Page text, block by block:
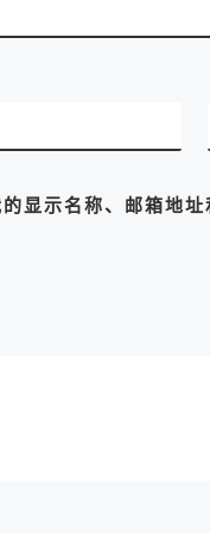
显示名称、邮箱地